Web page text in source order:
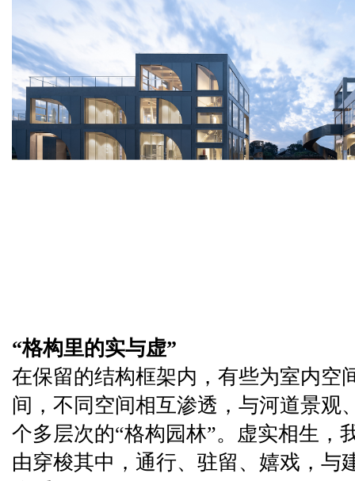
“格构里的实与虚”
在保留的结构框架内，有些为室内空
间，不同空间相互渗透，与河道景观
个多层次的“格构园林”。虚实相生，
由穿梭其中，通行、驻留、嬉戏，与